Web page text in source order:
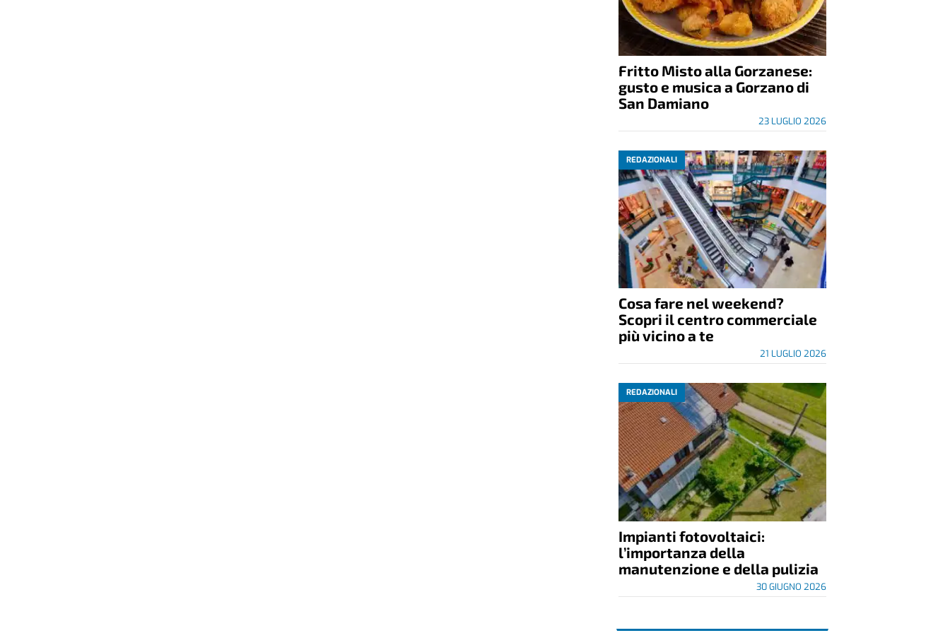
Fritto Misto alla Gorzanese:
gusto e musica a Gorzano di
San Damiano
23 LUGLIO 2026
REDAZIONALI
Cosa fare nel weekend?
Scopri il centro commerciale
più vicino a te
21 LUGLIO 2026
REDAZIONALI
Impianti fotovoltaici:
l’importanza della
manutenzione e della pulizia
30 GIUGNO 2026